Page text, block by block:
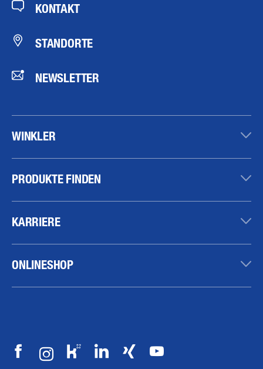
KONTAKT
STANDORTE
NEWSLETTER
WINKLER
PRODUKTE FINDEN
KARRIERE
ONLINESHOP